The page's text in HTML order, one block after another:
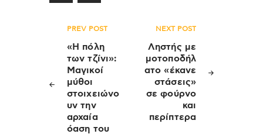
Πλοήγηση
άρθρων
PREV POST
«Η πόλη
των τζίνι»:
Μαγικοί
μύθοι
στοιχειώνο
υν την
αρχαία
όαση του
NEXT POST
Ληστής με
μοτοποδήλ
ατο «έκανε
στάσεις»
σε φούρνο
και
περίπτερα